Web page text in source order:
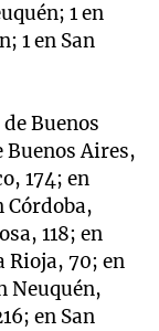
1 en
1 en San
Buenos
Buenos Aires,
174; en
Córdoba,
118; en
Rioja, 70; en
Neuquén,
en San